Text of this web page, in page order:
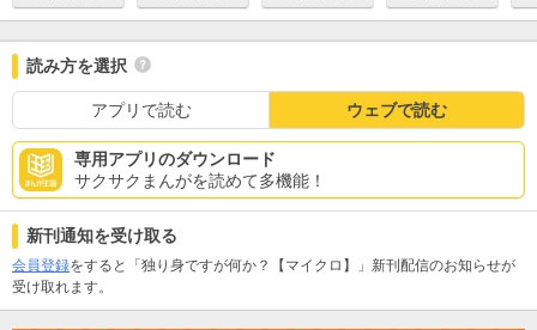
読み方を選択
アプリで読む ウェブで読む
専用アプリのダウンロード
サクサクまんがを読めて多機能！
新刊通知を受け取る
会員登録をすると「独り身ですが何か？【マイクロ】」新刊配信のお知らせが
受け取れます。